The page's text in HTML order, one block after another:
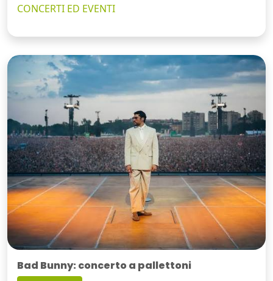
CONCERTI ED EVENTI
Bad Bunny: concerto a pallettoni